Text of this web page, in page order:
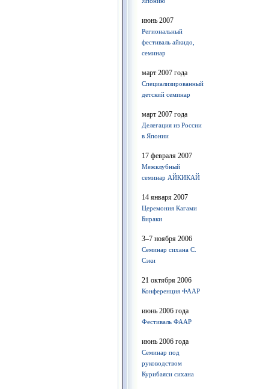
июнь 2007
Региональный
фестиваль айкидо,
семинар
март 2007 года
Специализированный
детский семинар
март 2007 года
Делегация из России
в Японии
17 февраля 2007
Межклубный
семинар АЙКИКАЙ
14 января 2007
Церемония Кагами
Бираки
3–7 ноября 2006
Семинар сихана С.
Сэки
21 октября 2006
Конференция ФААР
июнь 2006 года
Фестиваль ФААР
июнь 2006 года
Семинар под
руководством
Курибаяси сихана